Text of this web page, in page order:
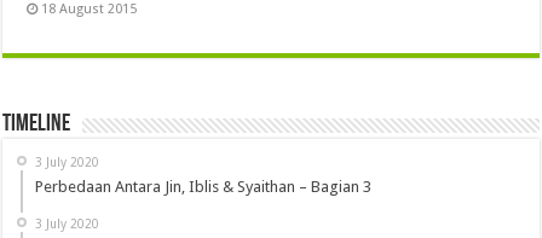
18 August 2015
Timeline
3 July 2020
Perbedaan Antara Jin, Iblis & Syaithan – Bagian 3
3 July 2020